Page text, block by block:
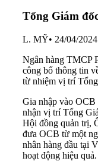
Tổng Giám
L. MỸ• 24/04/
Ngân hàng TMCP
công bố thông tin
từ nhiệm vị trí
Gia nhập vào
nhận vị trí Tổng
Hội đồng quản trị,
đưa OCB từ một
nhân hàng đầu tại
hoạt động hiệu quả.